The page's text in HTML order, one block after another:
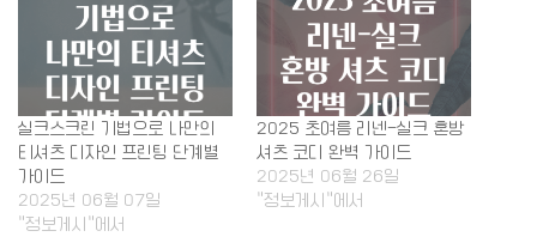
실크스크린 기법으로 나만의
티셔츠 디자인 프린팅 단계별
가이드
2025년 06월 07일
"정보게시"에서
2025 초여름 리넨-실크 혼방
셔츠 코디 완벽 가이드
2025년 06월 26일
"정보게시"에서